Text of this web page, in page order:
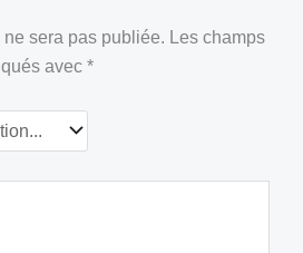
sera pas publiée. Les champs
avec *